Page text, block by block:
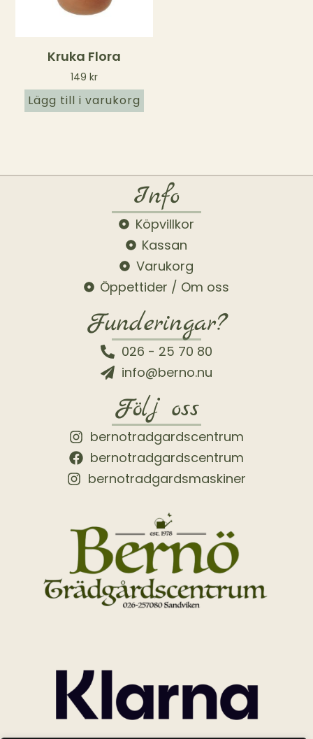
Kruka Flora
149kr
Lägg till i varukorg
Info
Köpvillkor
Kassan
Varukorg
Öppettider / Om oss
Funderingar?
026 - 25 70 80
info@berno.nu
Följ oss
bernotradgardscentrum
bernotradgardscentrum
bernotradgardsmaskiner